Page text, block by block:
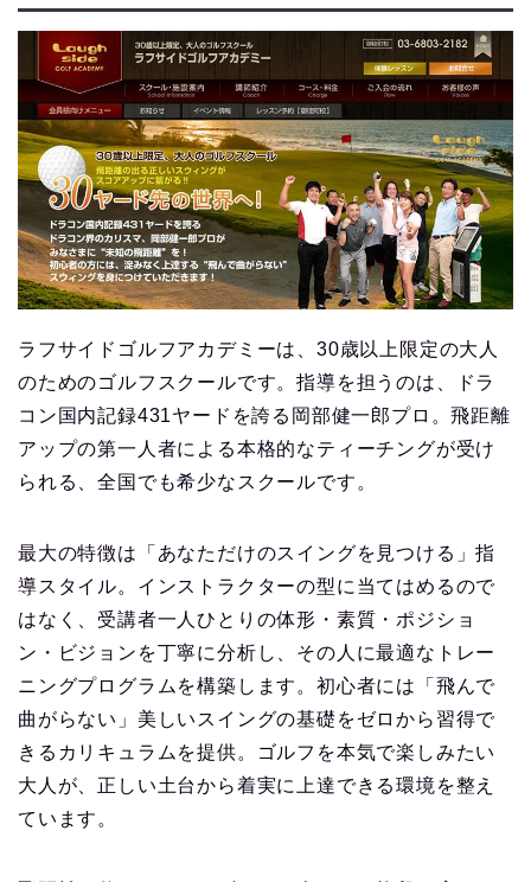
ラフサイドゴルフアカデミーは、30歳以上限定の大人
のためのゴルフスクールです。指導を担うのは、ドラ
コン国内記録431ヤードを誇る岡部健一郎プロ。飛距離
アップの第一人者による本格的なティーチングが受け
られる、全国でも希少なスクールです。
最大の特徴は「あなただけのスイングを見つける」指
導スタイル。インストラクターの型に当てはめるので
はなく、受講者一人ひとりの体形・素質・ポジショ
ン・ビジョンを丁寧に分析し、その人に最適なトレー
ニングプログラムを構築します。初心者には「飛んで
曲がらない」美しいスイングの基礎をゼロから習得で
きるカリキュラムを提供。ゴルフを本気で楽しみたい
大人が、正しい土台から着実に上達できる環境を整え
ています。